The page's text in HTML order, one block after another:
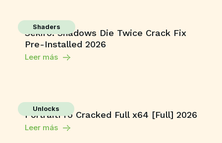
Shaders
Sekiro: Shadows Die Twice Crack Fix
Pre-Installed 2026
Leer más
Unlocks
PortraitPro Cracked Full x64 [Full] 2026
Leer más